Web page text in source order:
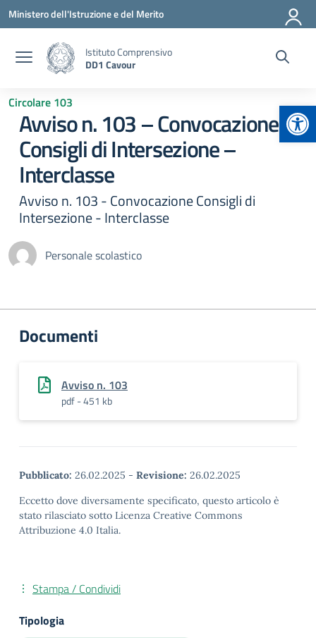
Vai ai contenuti
Vai al menu di navigazione
Vai al footer
Ministero dell'Istruzione e del Merito
Istituto Comprensivo
DD1 Cavour
Circolare 103
Avviso n. 103 – Convocazione
Consigli di Intersezione –
Interclasse
Avviso n. 103 - Convocazione Consigli di
Intersezione - Interclasse
Personale scolastico
Documenti
Avviso n. 103
pdf - 451 kb
Pubblicato: 26.02.2025 - Revisione: 26.02.2025
Eccetto dove diversamente specificato, questo articolo è
stato rilasciato sotto Licenza Creative Commons
Attribuzione 4.0 Italia.
Stampa / Condividi
Tipologia